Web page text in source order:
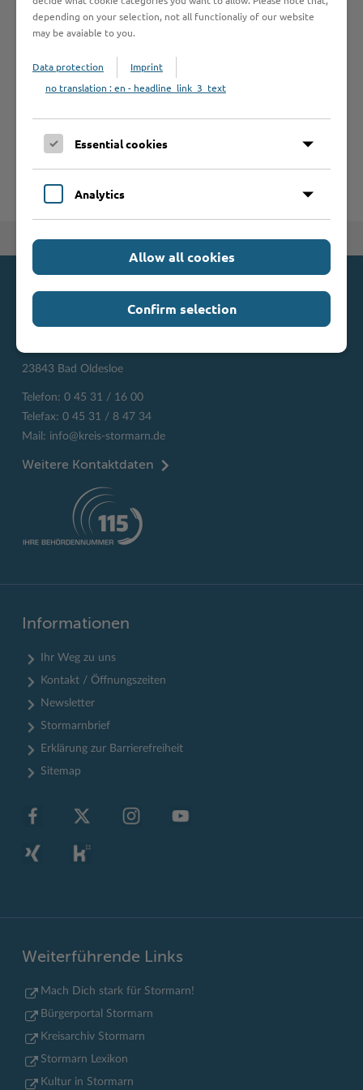
Leistungen von A bis Z
B C D E F G
K L M N O P Q R S T
W X Y
Zum Seitenanfang
Kontakt
Kreis Stormarn
Mommsenstraße 13
23843 Bad Oldesloe
Telefon: 0 45 31 / 16 00
Telefax: 0 45 31 / 8 47 34
Mail: info@kreis-stormarn.de
Weitere Kontaktdaten
Informationen
Ihr Weg zu uns
Kontakt / Öffnungszeiten
Newsletter
Stormarnbrief
Erklärung zur Barrierefreiheit
Sitemap
Weiterführende Links
Mach Dich stark für Stormarn!
Bürgerportal Stormarn
Kreisarchiv Stormarn
Stormarn Lexikon
Kultur in Stormarn
depending on your selection, not all functionaliy of our website
may be avaiable to you.
Data protection
Imprint
no translation : en - headline_link_3_text
Essential cookies
Analytics
Allow all cookies
Confirm selection